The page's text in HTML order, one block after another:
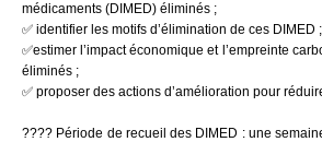
médicaments (DIMED) éliminés ;
✅ identifier les motifs d’élimination de ces DIMED ;
✅estimer l’impact économique et l’empreinte
éliminés ;
✅ proposer des actions d’amélioration pour
???? Période de recueil des DIMED : une